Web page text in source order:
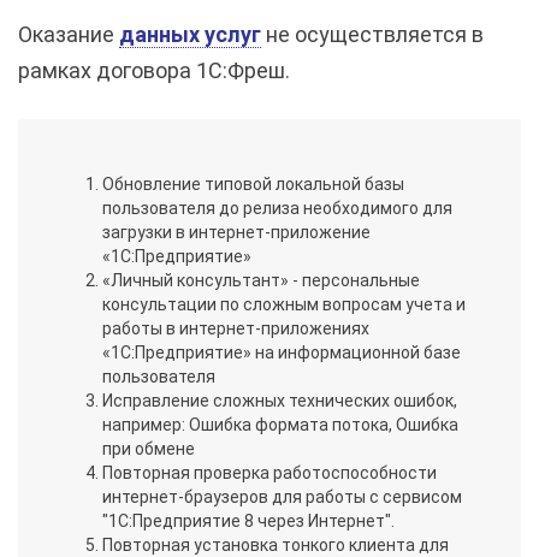
Оказание данных услуг не осуществляется в
рамках договора 1С:Фреш.
Обновление типовой локальной базы
пользователя до релиза необходимого для
загрузки в интернет-приложение
«1С:Предприятие»
«Личный консультант» - персональные
консультации по сложным вопросам учета и
работы в интернет-приложениях
«1С:Предприятие» на информационной базе
пользователя
Исправление сложных технических ошибок,
например: Ошибка формата потока, Ошибка
при обмене
Повторная проверка работоспособности
интернет-браузеров для работы с сервисом
"1С:Предприятие 8 через Интернет".
Повторная установка тонкого клиента для